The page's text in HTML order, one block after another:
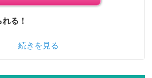
る！
続きを見る